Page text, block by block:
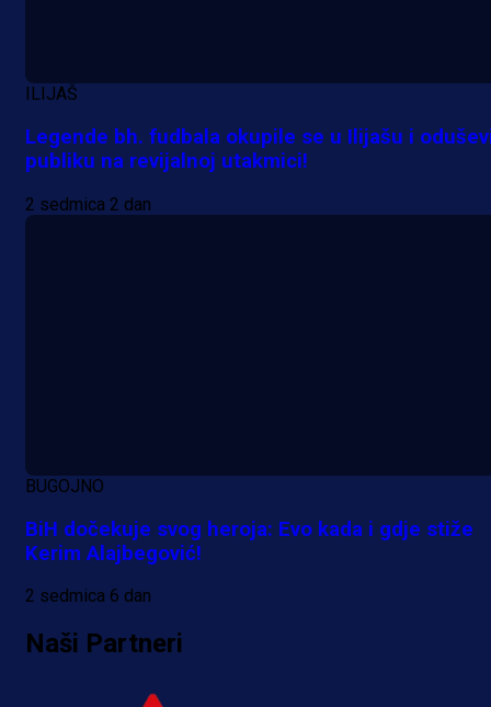
ILIJAŠ
Legende bh. fudbala okupile se u Ilijašu i
publiku na revijalnoj utakmici!
2 sedmica 2 dan
BUGOJNO
BiH dočekuje svog heroja: Evo kada i gdje stiže
Kerim Alajbegović!
2 sedmica 6 dan
Naši Partneri